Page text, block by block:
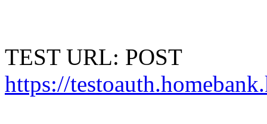
TEST URL: POST
https://